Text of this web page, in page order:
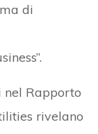
di
Rapporto
rivelano